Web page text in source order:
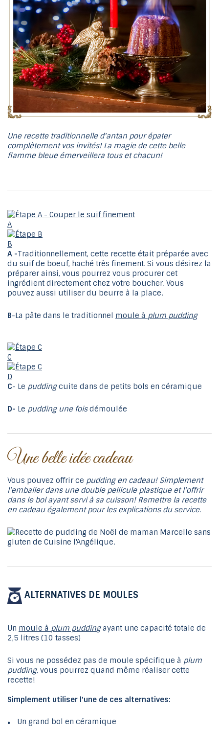
Une recette traditionnelle d'antan pour épater
complètement vos invités! La magie de cette belle
flamme bleue émerveillera tous et chacun!
A
B
A -Traditionnellement, cette recette était préparée avec
du suif de boeuf, haché très finement. Si vous désirez la
préparer ainsi, vous pourrez vous procurer cet
ingrédient directement chez votre boucher. Vous
pouvez aussi utiliser du beurre à la place.
B-La pâte dans le traditionnel moule à plum pudding
C
D
C- Le puddingcuite dans de petits bols en céramique
D- Le pudding une foisdémoulée
Une belle idée cadeau
Vous pouvez offrir ce pudding en cadeau! Simplement
l'emballer dans une double pellicule plastique et l'offrir
dans le bol ayant servi à sa cuisson! Remettre la recette
en cadeau également pour les explications du service.
ALTERNATIVES DE MOULES
Un moule à plum puddingayant une capacité totale de
2,5 litres (10 tasses)
Si vous ne possédez pas de moule spécifique à plum
pudding, vous pourrez quand même réaliser cette
recette!
Simplement utiliser l'une de ces alternatives:
Un grand bol en céramique